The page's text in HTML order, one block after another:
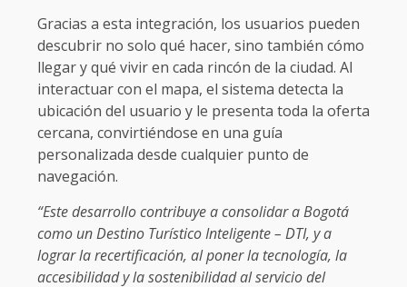
Gracias a esta integración, los usuarios pueden
descubrir no solo qué hacer, sino también cómo
llegar y qué vivir en cada rincón de la ciudad. Al
interactuar con el mapa, el sistema detecta la
ubicación del usuario y le presenta toda la oferta
cercana, convirtiéndose en una guía
personalizada desde cualquier punto de
navegación.
“Este desarrollo contribuye a consolidar a Bogotá
como un Destino Turístico Inteligente – DTI, y a
lograr la recertificación, al poner la tecnología, la
accesibilidad y la sostenibilidad al servicio del